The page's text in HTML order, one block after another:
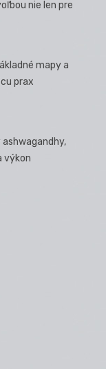
nie len pre
mapy a
prax
výkon